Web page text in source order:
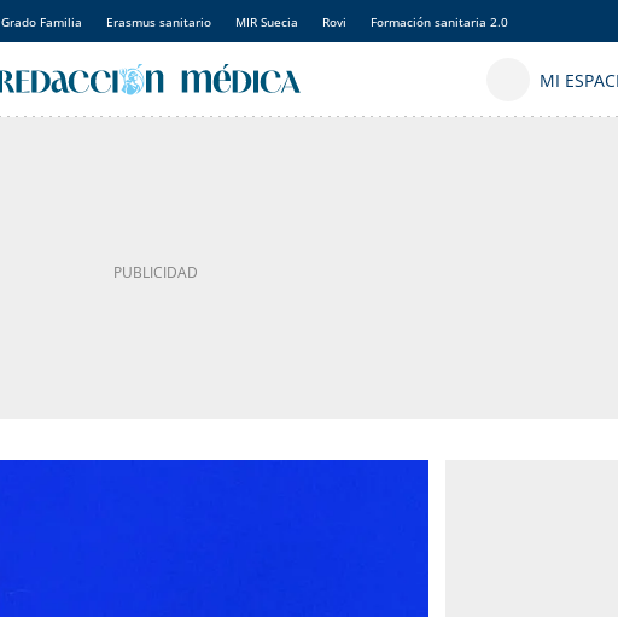
Grado Familia Erasmus sanitario MIR Suecia Rovi Formación sanitaria 2.0